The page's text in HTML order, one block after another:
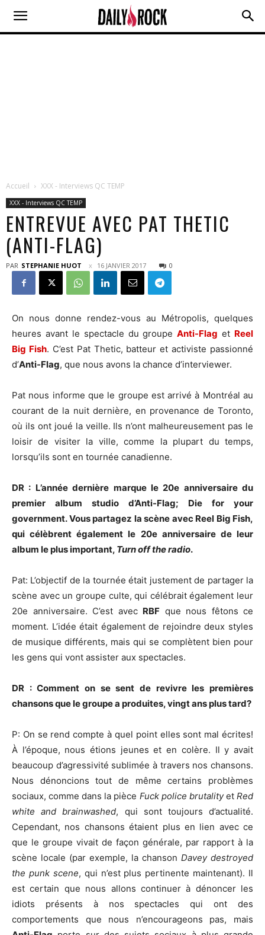
Accueil XXX - Interviews QC TEMP
XXX - Interviews QC TEMP
ENTREVUE AVEC PAT THETIC
(ANTI-FLAG)
PAR STEPHANIE HUOT 16 JANVIER 2017 0
On nous donne rendez-vous au Métropolis, quelques
heures avant le spectacle du groupeAnti-Flag et Reel
Big Fish. C’est Pat Thetic, batteur et activiste passionné
d’Anti-Flag, que nous avons la chance d’interviewer.
Pat nous informe que le groupe est arrivé à Montréal au
courant de la nuit dernière, en provenance de Toronto,
où ils ont joué la veille. Ils n’ont malheureusement pas le
loisir de visiter la ville, comme la plupart du temps,
lorsqu’ils sont en tournée canadienne.
DR : L’année dernière marque le 20e anniversaire du
premier album studio d’Anti-Flag; Die for your
government. Vous partagez la scène avec Reel Big Fish,
qui célèbrent également le 20e anniversaire de leur
album le plus important, Turn off the radio.
Pat: L’objectif de la tournée était justement de partager la
scène avec un groupe culte, qui célébrait également leur
20e anniversaire. C’est avec RBF que nous fêtons ce
moment. L’idée était également de rejoindre deux styles
de musique différents, mais qui se complètent bien pour
les gens qui vont assister aux spectacles.
DR : Comment on se sent de revivre les premières
chansons que le groupe a produites, vingt ans plus tard?
P: On se rend compte à quel point elles sont mal écrites!
À l’époque, nous étions jeunes et en colère. Il y avait
beaucoup d’agressivité sublimée à travers nos chansons.
Nous dénoncions tout de même certains problèmes
sociaux, comme dans la pièce Fuck police brutalityetRed
white and brainwashed, qui sont toujours d’actualité.
Cependant, nos chansons étaient plus en lien avec ce
que le groupe vivait de façon générale, par rapport à la
scène locale (par exemple, la chanson Davey destroyed
the punk scene, qui n’est plus pertinente maintenant). Il
est certain que nous allons continuer à dénoncer les
idiots présents à nos spectacles qui ont des
comportements que nous n’encourageons pas, mais